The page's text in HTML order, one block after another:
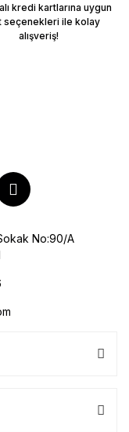
kredi kartlarına uygun
seçenekleri ile kolay
alışveriş!
No:90/A